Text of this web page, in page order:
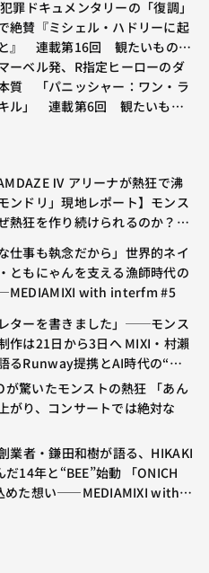
」が初登場〜集計期間：2026
7/30
罪ドキュメンタリーの「復調」
絶賛『ミシェル・ハドリーに起
』 連載第16回 観たいものが
～稲垣貴俊の配信時評
ーベル発、R指定ヒーローのダ
質 「パニッシャー：ワン・ラ
ル」 連載第6回 観たいもの
Ⅳ アリーナが熱狂で沸
ンドリ」現地レポート】モンス
熱狂を作り続けられるのか？コ
ぺこら、壱百満天原サロメらも
仕事も執念だから」世界的ネイ
ともにゃんを支える漁師時代の
with interfm #5
レターを書きました」──モンス
作は21日から3日へ MIXI・村瀨
るRunway提携とAI時代の“つ
が驚いたモンストの熱狂 「あん
がり、コンサートでは絶対な
業者・鎌田和樹が語る、HIKAKI
だ14年と“BEE”始動 「ONICH
めた想い——MEDIAMIXI with in